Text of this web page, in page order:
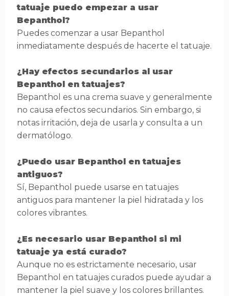
tatuaje puedo empezar a usar
Bepanthol?
Puedes comenzar a usar Bepanthol
inmediatamente después de hacerte el tatuaje.
¿Hay efectos secundarios al usar
Bepanthol en tatuajes?
Bepanthol es una crema suave y generalmente
no causa efectos secundarios. Sin embargo, si
notas irritación, deja de usarla y consulta a un
dermatólogo.
¿Puedo usar Bepanthol en tatuajes
antiguos?
Sí, Bepanthol puede usarse en tatuajes
antiguos para mantener la piel hidratada y los
colores vibrantes.
¿Es necesario usar Bepanthol si mi
tatuaje ya está curado?
Aunque no es estrictamente necesario, usar
Bepanthol en tatuajes curados puede ayudar a
mantener la piel suave y los colores brillantes.